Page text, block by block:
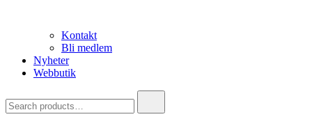
Kontakt
Bli medlem
Nyheter
Webbutik
for: